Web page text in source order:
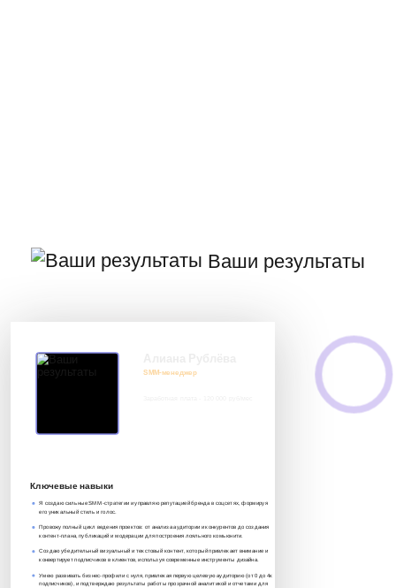
Ваши результаты
SMM-менеджер
Ключевые навыки
Я создаю сильные SMM-стратегии и управляю репутацией бренда в соцсетях, формируя
его уникальный стиль и голос.
Провожу полный цикл ведения проектов: от анализа аудитории и конкурентов до создания
контент-плана, публикаций и модерации для построения лояльного комьюнити.
Создаю убедительный визуальный и текстовый контент, который привлекает внимание и
конвертирует подписчиков в клиентов, используя современные инструменты дизайна.
Умею развивать бизнес-профили с нуля, привлекая первую целевую аудиторию (от 0 до 4к
подписчиков), и подтверждаю результаты работы прозрачной аналитикой и отчетами для